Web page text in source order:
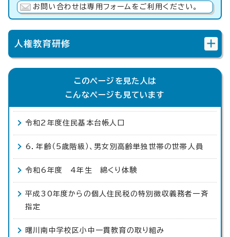
お問い合わせは専用フォームをご利用ください。
人権教育研修
このページを見た人は
こんなページも見ています
令和2年度住民基本台帳人口
6．年齢（5歳階級）、男女別高齢単独世帯の世帯人員
令和6年度 4年生 綿くり体験
平成30年度からの個人住民税の特別徴収義務者一斉
指定
曙川南中学校区小中一貫教育の取り組み